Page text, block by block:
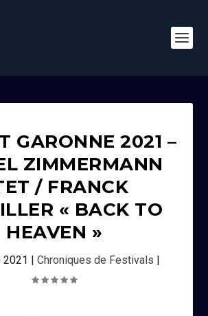
GARONNE 2021 –
ZIMMERMANN
/ FRANCK
« BACK TO
HEAVEN »
2021 | Chroniques de Festivals |